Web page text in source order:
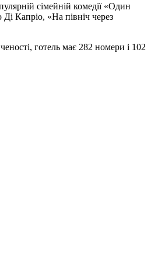
сімейній комедії «Один
Капріо, «На північ через
готель має 282 номери і 102